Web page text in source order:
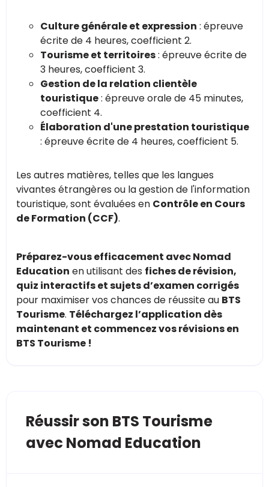
Culture générale et expression : épreuve
écrite de 4 heures, coefficient 2.
Tourisme et territoires: épreuve écrite de
3 heures, coefficient 3.
Gestion de la relation clientèle
touristique: épreuve orale de 45 minutes,
coefficient 4.
Élaboration d'une prestation touristique
: épreuve écrite de 4 heures, coefficient 5.
Les autres matières, telles que les langues
vivantes étrangères ou la gestion de l'information
touristique, sont évaluées en Contrôle en Cours
de Formation (CCF).
Préparez-vous efficacement avec Nomad
Education en utilisant des fiches de révision,
quiz interactifs et sujets d’examen corrigés
pour maximiser vos chances de réussite au BTS
Tourisme. Téléchargez l’application dès
maintenant et commencez vos révisions en
BTS Tourisme !
Réussir son BTS Tourisme
avec Nomad Education